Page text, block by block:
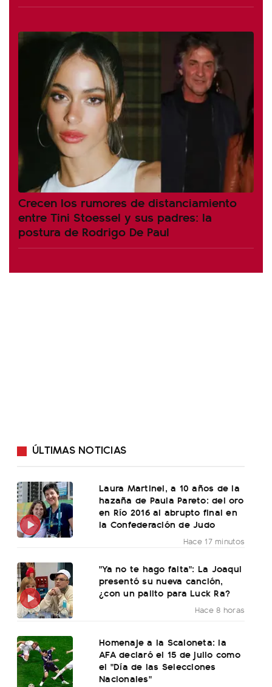
Crecen los rumores de distanciamiento
entre Tini Stoessel y sus padres: la
postura de Rodrigo De Paul
ÚLTIMAS NOTICIAS
Laura Martinel, a 10 años de la
hazaña de Paula Pareto: del oro
en Río 2016 al abrupto final en
la Confederación de Judo
Hace 17 minutos
"Ya no te hago falta": La Joaqui
presentó su nueva canción,
¿con un palito para Luck Ra?
Hace 8 horas
Homenaje a la Scaloneta: la
AFA declaró el 15 de julio como
el "Día de las Selecciones
Nacionales"